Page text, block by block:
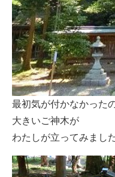
最初気が付かなかった
大きいご神木が
わたしが立ってみまし